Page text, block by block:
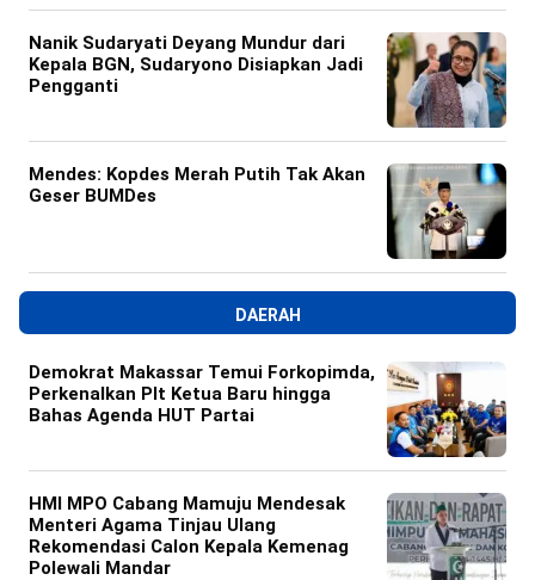
Nanik Sudaryati Deyang Mundur dari
Kepala BGN, Sudaryono Disiapkan Jadi
Pengganti
Mendes: Kopdes Merah Putih Tak Akan
Geser BUMDes
DAERAH
Demokrat Makassar Temui Forkopimda,
Perkenalkan Plt Ketua Baru hingga
Bahas Agenda HUT Partai
HMI MPO Cabang Mamuju Mendesak
Menteri Agama Tinjau Ulang
Rekomendasi Calon Kepala Kemenag
Polewali Mandar